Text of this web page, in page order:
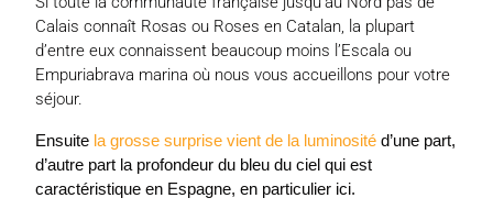
Calais connaît Rosas ou Roses en Catalan, la plupart
d’entre eux connaissent beaucoup moins l’Escala ou
Empuriabrava marina où nous vous accueillons pour votre
séjour.
Ensuite la grosse surprise vient de la luminosité d’une part,
d’autre part la profondeur du bleu du ciel qui est
caractéristique en Espagne, en particulier ici.